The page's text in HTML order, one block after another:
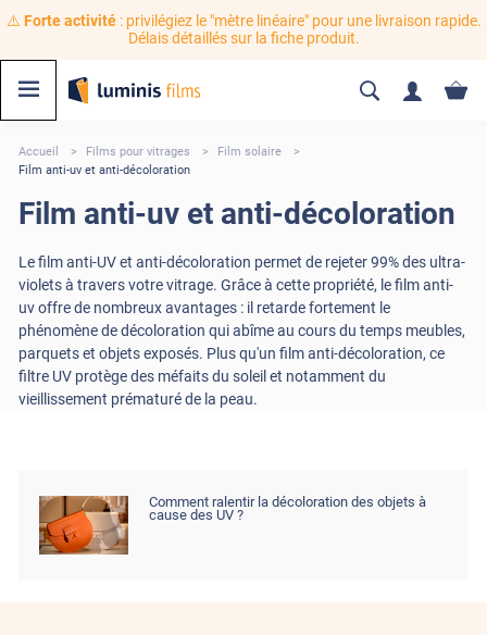
⚠️ Forte activité: privilégiez le "mètre linéaire" pour une livraison rapide.
Délais détaillés sur la fiche produit.
Accueil Films pour vitrages
Film solaire
Film anti-uv et anti-décoloration
Film anti-uv et anti-décoloration
Le film anti-UV et anti-décoloration permet de rejeter 99% des ultra-
violets à travers votre vitrage. Grâce à cette propriété, le film anti-
uv offre de nombreux avantages : il retarde fortement le
phénomène de décoloration qui abîme au cours du temps meubles,
parquets et objets exposés. Plus qu'un film anti-décoloration, ce
filtre UV protège des méfaits du soleil et notamment du
vieillissement prématuré de la peau.
Comment ralentir la décoloration des objets à
cause des UV ?